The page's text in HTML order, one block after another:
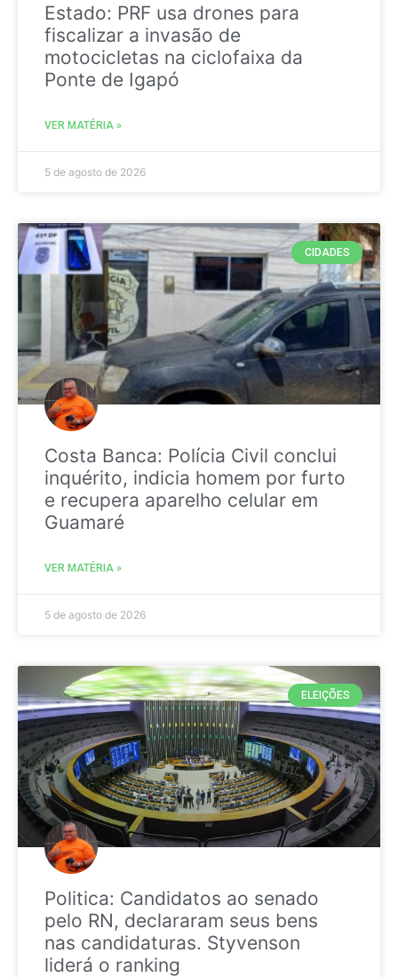
Estado: PRF usa drones para
fiscalizar a invasão de
motocicletas na ciclofaixa da
Ponte de Igapó
VER MATÉRIA »
5 de agosto de 2026
CIDADES
Costa Banca: Polícia Civil conclui
inquérito, indicia homem por furto
e recupera aparelho celular em
Guamaré
VER MATÉRIA »
5 de agosto de 2026
ELEIÇÕES
Politica: Candidatos ao senado
pelo RN, declararam seus bens
nas candidaturas. Styvenson
liderá o ranking